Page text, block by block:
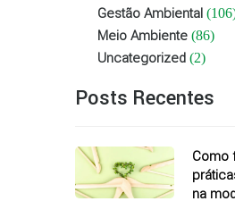
Gestão Ambiental
Meio Ambiente (86)
Uncategorized (2)
Posts Recentes
Como
na